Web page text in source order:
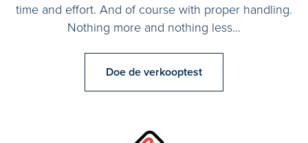
time and effort. And of course with proper handling.
Nothing more and nothing less...
Doe de verkooptest